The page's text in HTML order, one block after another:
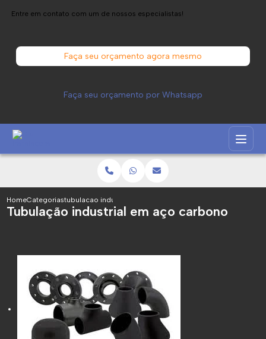
Entre em contato com um de nossos especialistas!
Faça seu orçamento agora mesmo
Faça seu orçamento por Whatsapp
HomeCategoriastubulacao industrial aco carbono
Tubulação industrial em aço carbono